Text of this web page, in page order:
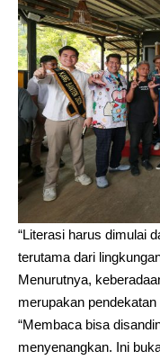
“Literasi harus dimulai
terutama dari
Menurutnya,
merupakan
“Membaca bisa
menyenangkan. Ini